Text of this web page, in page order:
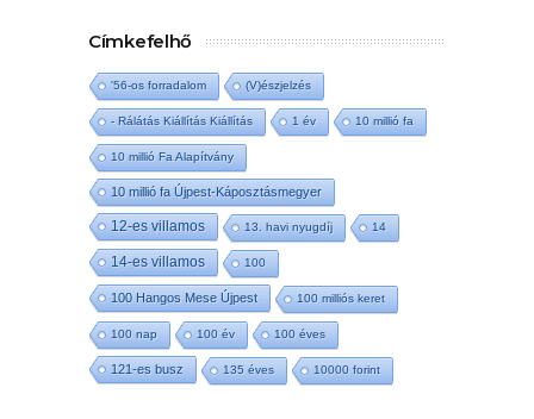
Címkefelhő
'56-os forradalom (V)észjelzés
- Rálátás Kiállítás Kiállítás 1 év 10 millió fa
10 millió Fa Alapítvány
10 millió fa Újpest-Káposztásmegyer
12-es villamos 13. havi nyugdíj 14
14-es villamos 100
100 Hangos Mese Újpest 100 milliós keret
100 nap 100 év 100 éves
121-es busz 135 éves 10000 forint